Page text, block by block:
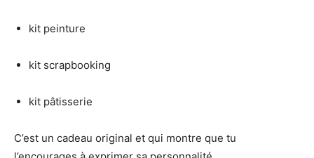
kit peinture
kit scrapbooking
kit pâtisserie
C’est un cadeau original et qui montre que tu